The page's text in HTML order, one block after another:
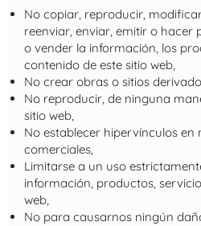
No copiar, reproducir,
reenviar, enviar, emitir o hacer
o vender la información, los
contenido de este sitio web,
No crear obras o sitios
No reproducir, de ninguna
sitio web,
No establecer hipervínculos en
comerciales,
Limitarse a un uso
información, productos,
web,
No para causarnos ningún